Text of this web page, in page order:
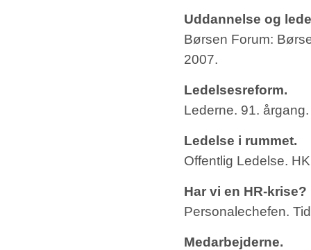
Uddannelse og
Børsen Forum:
2007.
Ledelsesreform.
Lederne. 91.
Ledelse i rummet.
Offentlig Ledelse.
Har vi en HR-krise?
Personalechefen.
Medarbejderne.